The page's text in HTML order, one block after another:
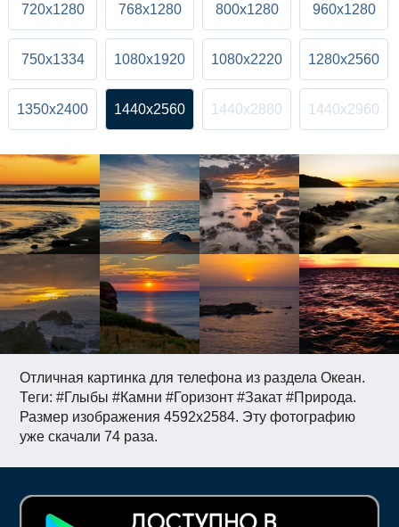
Отличная картинка для телефона из раздела Океан.
Теги: #Глыбы #Камни #Горизонт #Закат #Природа.
Размер изображения 4592x2584. Эту фотографию
уже скачали 74 раза.
720x1280 768x1280 800x1280 960x1280
750x1334 1080x1920 1080x2220 1280x2560
1350x2400 1440x2560 1440x2880 1440x2960